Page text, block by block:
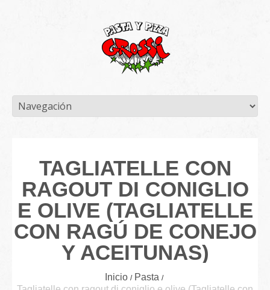
TAGLIATELLE CON
RAGOUT DI CONIGLIO
E OLIVE (TAGLIATELLE
CON RAGÚ DE CONEJO
Y ACEITUNAS)
Inicio
Pasta